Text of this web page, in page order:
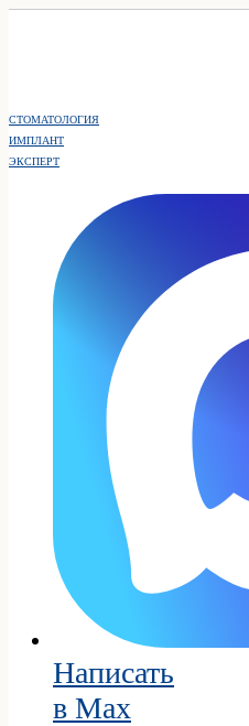
СТОМАТОЛОГИЯ
ИМПЛАНТ
ЭКСПЕРТ
Написать
в Max